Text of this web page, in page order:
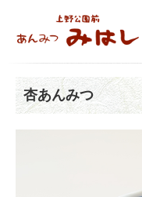
杏あんみつ